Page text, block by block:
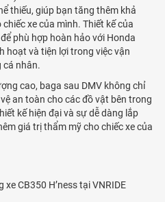
thiếu, giúp bạn tăng thêm khả
xe của mình. Thiết kế của
phù hợp hoàn hảo với Honda
hoạt và tiện lợi trong việc vận
cá nhân.
cao, baga sau DMV không chỉ
an toàn cho các đồ vật bên trong
kế hiện đại và sự dễ dàng lắp
giá trị thẩm mỹ cho chiếc xe của
CB350 H’ness tại VNRIDE